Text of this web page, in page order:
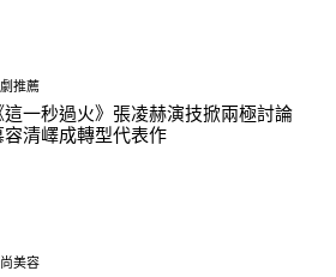
推薦
這一秒過火》張凌赫演技掀兩極討論
容清嶧成轉型代表作
美容